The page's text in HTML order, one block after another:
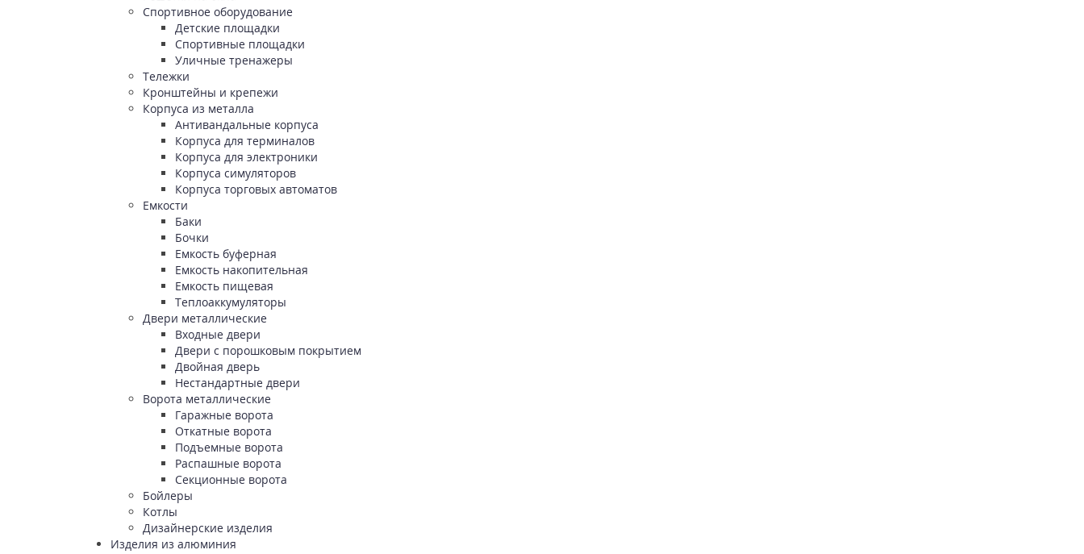
Спортивное оборудование
Детские площадки
Спортивные площадки
Уличные тренажеры
Тележки
Кронштейны и крепежи
Корпуса из металла
Антивандальные корпуса
Корпуса для терминалов
Корпуса для электроники
Корпуса симуляторов
Корпуса торговых автоматов
Емкости
Баки
Бочки
Емкость буферная
Емкость накопительная
Емкость пищевая
Теплоаккумуляторы
Двери металлические
Входные двери
Двери с порошковым покрытием
Двойная дверь
Нестандартные двери
Ворота металлические
Гаражные ворота
Откатные ворота
Подъемные ворота
Распашные ворота
Секционные ворота
Бойлеры
Котлы
Дизайнерские изделия
Изделия из алюминия